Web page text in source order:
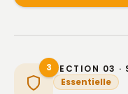
3 SECTION 03 ·
Essentielle